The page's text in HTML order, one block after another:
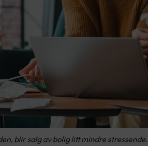
blir salg av bolig litt mindre stressende.